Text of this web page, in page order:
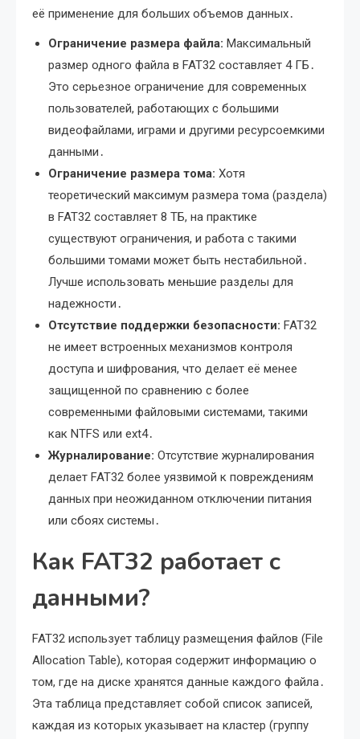
её применение для больших объемов данных․
Ограничение размера файла: Максимальный
размер одного файла в FAT32 составляет 4 ГБ․
Это серьезное ограничение для современных
пользователей, работающих с большими
видеофайлами, играми и другими ресурсоемкими
данными․
Ограничение размера тома: Хотя
теоретический максимум размера тома (раздела)
в FAT32 составляет 8 ТБ, на практике
существуют ограничения, и работа с такими
большими томами может быть нестабильной․
Лучше использовать меньшие разделы для
надежности․
Отсутствие поддержки безопасности: FAT32
не имеет встроенных механизмов контроля
доступа и шифрования, что делает её менее
защищенной по сравнению с более
современными файловыми системами, такими
как NTFS или ext4․
Журналирование: Отсутствие журналирования
делает FAT32 более уязвимой к повреждениям
данных при неожиданном отключении питания
или сбоях системы․
Как FAT32 работает с
данными?
FAT32 использует таблицу размещения файлов (File
Allocation Table), которая содержит информацию о
том, где на диске хранятся данные каждого файла․
Эта таблица представляет собой список записей,
каждая из которых указывает на кластер (группу